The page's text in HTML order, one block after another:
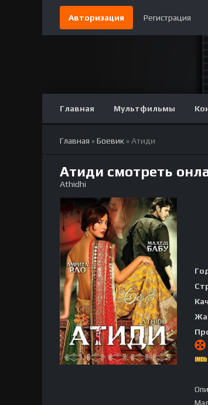
Авторизация Регистрация
Главная Мультфильмы
Главная »Боевик » Атиди
Атиди смотреть
Athidhi